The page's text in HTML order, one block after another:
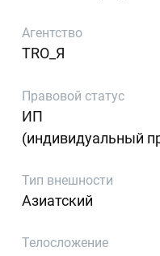
Агентство
TRO_Я
Правовой статус
ИП
(индивидуальный
Тип внешности
Азиатский
Телосложение